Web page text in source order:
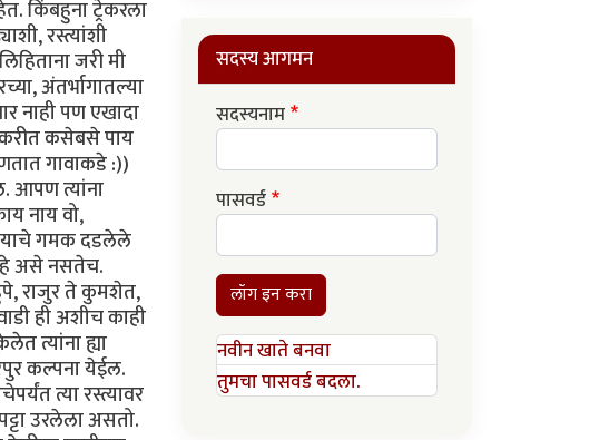
किंबहुना ट्रेकरला
रस्त्यांशी
जरी मी
अंतर्भागातल्या
नाही पण एखादा
कसेबसे पाय
गावाकडे :))
आपण त्यांना
नाय वो,
याचे गमक दडलेले
हे असे नसतेच.
राजुर ते कुमशेत,
ही अशीच काही
त्यांना ह्या
कल्पना येईल.
त्या रस्त्यावर
उरलेला असतो.
सदस्य आगमन
सदस्यनाम
पासवर्ड
लॉग इन करा
नवीन खाते बनवा
तुमचा पासवर्ड बदला.